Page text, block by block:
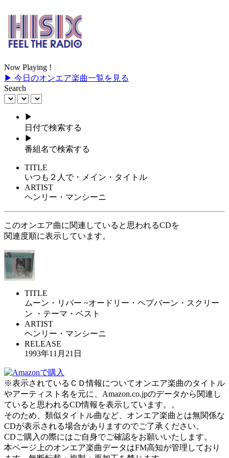
Now Playing !
▶ 今日のオンエア楽曲一覧を見る
Search
▶
日付で検索する
▶
番組名で検索する
TITLE
いつも２人で・メイン・タイトル
ARTIST
ヘンリー・マンシーニ
このオンエア曲に関連していると思われるCDを
関連度順に表示しています。
TITLE
ムーン・リバー ~オードリー・ヘプバーン・スクリー
ン ・テーマ・ベスト
ARTIST
ヘンリー・マンシーニ
RELEASE
1993年11月21日
※表示されているＣＤ情報についてオンエア楽曲のタイトル
やアーティスト名を元に、Amazon.co.jpのデータから関連し
ていると思われるCD情報を表示しています。。
そのため、類似タイトル曲など、オンエア楽曲とは無関係な
CDが表示される場合がありますのでご了承ください。
CDご購入の際にはご自身でご確認をお願いいたします。
本ページ上のオンエア楽曲データはFM高知が管理しており